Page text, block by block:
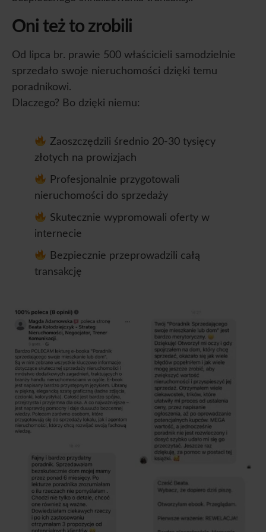
Oni też to zrobili
Od lipca br. prawie 500 właścicieli samodzielnie
sprzedało swoje nieruchomości dzięki temu
poradnikowi.
Dlaczego? Bo dzięki niemu:
Zaoszczędzili średnio 20-30 tysięcy
złotych na prowizjach
Profesjonalnie przygotowali
nieruchomości do sprzedaży
Skutecznie wypromowali oferty w
internecie
Bezpiecznie przeprowadzili całą
transakcję